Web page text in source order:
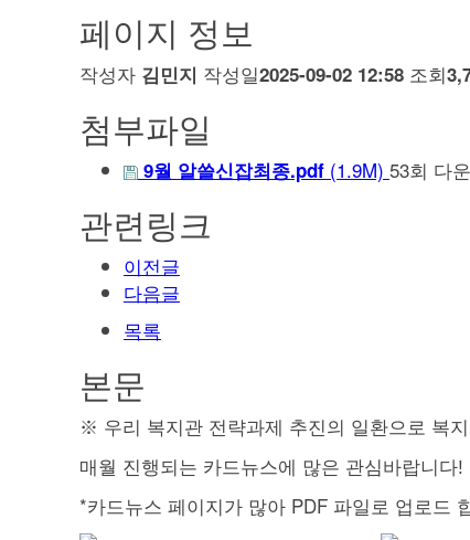
페이지 정보
작성자 김민지 작성일2025-09-02 12:58 조회
첨부파일
9월 알쓸신잡최종.pdf (1.9M) 53회 다
관련링크
이전글
다음글
목록
본문
※ 우리 복지관 전략과제 추진의 일환으로 복
매월 진행되는 카드뉴스에 많은 관심바랍니다!
*카드뉴스 페이지가 많아 PDF 파일로 업로드